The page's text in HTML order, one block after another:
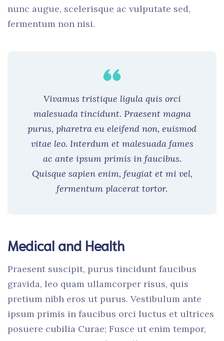
nunc augue, scelerisque ac vulputate sed,
fermentum non nisi.
Vivamus tristique ligula quis orci
malesuada tincidunt. Praesent magna
purus, pharetra eu eleifend non, euismod
vitae leo. Interdum et malesuada fames
ac ante ipsum primis in faucibus.
Quisque sapien enim, feugiat et mi vel,
fermentum placerat tortor.
Medical and Health
Praesent suscipit, purus tincidunt faucibus
gravida, leo quam ullamcorper risus, quis
pretium nibh eros ut purus. Vestibulum ante
ipsum primis in faucibus orci luctus et ultrices
posuere cubilia Curae; Fusce ut enim tempor,